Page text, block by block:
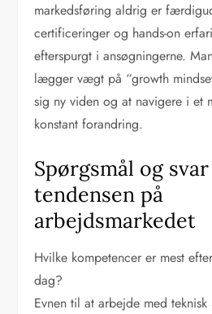
markedsføring aldrig er
certificeringer og hands-on
efterspurgt i ansøgningerne.
lægger vægt på “growth
sig ny viden og at navigere i et
konstant forandring.
Spørgsmål og
tendensen på
arbejdsmarkedet
Hvilke kompetencer er mest
dag?
Evnen til at arbejde med teknisk